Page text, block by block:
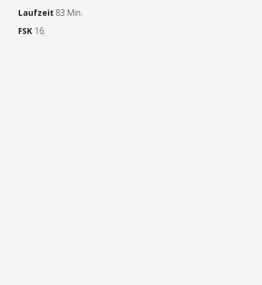
Laufzeit 83 Min.
FSK 16